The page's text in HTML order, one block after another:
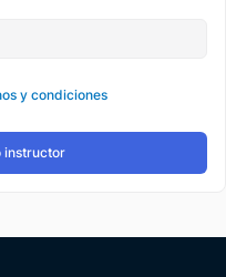
y condiciones
instructor